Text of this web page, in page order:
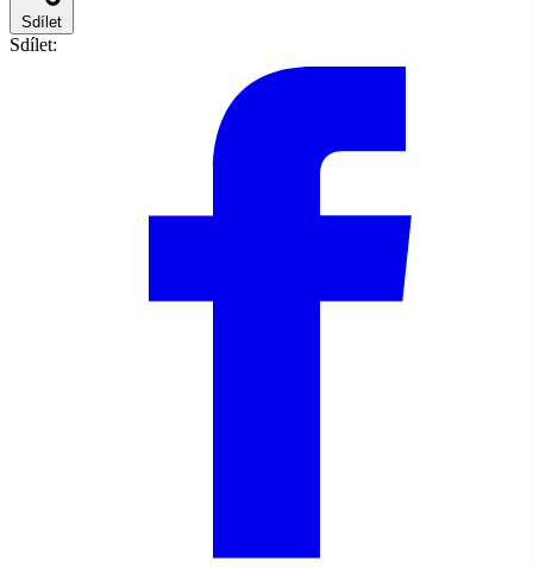
Sdílet
Sdílet: